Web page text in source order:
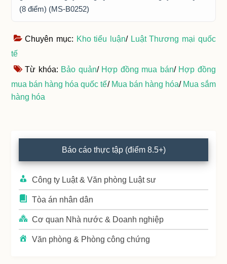
(8 điểm) (MS-B0252)
Chuyên mục: Kho tiểu luận/ Luật Thương mại quốc
tế
Từ khóa: Bảo quản/ Hợp đồng mua bán/ Hợp đồng
mua bán hàng hóa quốc tế/ Mua bán hàng hóa/ Mua sắm
hàng hóa
Primary
Sidebar
Báo cáo thực tập (điểm 8.5+)
Công ty Luật & Văn phòng Luật sư
Tòa án nhân dân
Cơ quan Nhà nước & Doanh nghiệp
Văn phòng & Phòng công chứng